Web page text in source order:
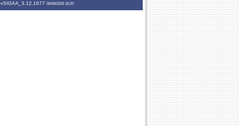
vSIGAA_3.12.1677 06/08/2026 16:20